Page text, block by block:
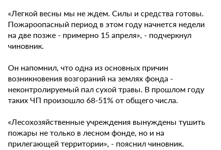
«Легкой весны мы не ждем. Силы и средства готовы.
Пожароопасный период в этом году начнется недели
на две позже - примерно 15 апреля», - подчеркнул
чиновник.
Он напомнил, что одна из основных причин
возникновения возгораний на землях фонда -
неконтролируемый пал сухой травы. В прошлом году
таких ЧП произошло 68-51% от общего числа.
«Лесохозяйственные учреждения вынуждены тушить
пожары не только в лесном фонде, но и на
прилегающей территории», - пояснил чиновник.